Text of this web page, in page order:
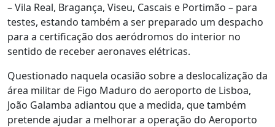
– Vila Real, Bragança, Viseu, Cascais e Portimão – para
testes, estando também a ser preparado um despacho
para a certificação dos aeródromos do interior no
sentido de receber aeronaves elétricas.
Questionado naquela ocasião sobre a deslocalização da
área militar de Figo Maduro do aeroporto de Lisboa,
João Galamba adiantou que a medida, que também
pretende ajudar a melhorar a operação do Aeroporto